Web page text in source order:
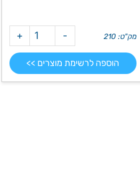
מק"ט: 210 -
+
הוספה לרשימת מוצרים >>